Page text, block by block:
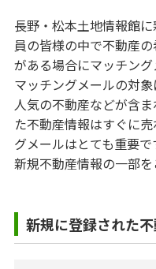
長野・松本土地情報館
員の皆様の中で不動産
がある場合にマッチング
マッチングメールの対
人気の不動産などが含
た不動産情報はすぐに
グメールはとても重要で
新規不動産情報の一部を
新規に登録された